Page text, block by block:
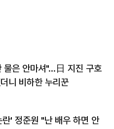
물은 안마셔"…日 지진 구호
니 비하한 누리꾼
란' 정준원 "난 배우 하면 안